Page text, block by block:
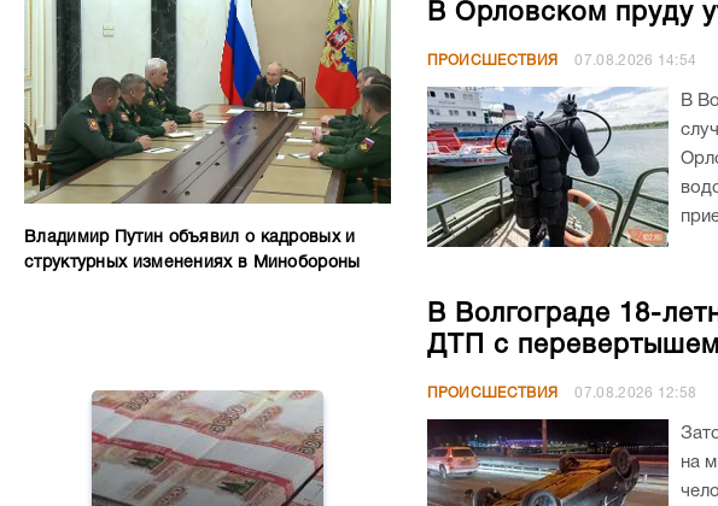
Владимир Путин объявил о кадровых и
структурных изменениях в Минобороны
В Орловском пруду
ПРОИСШЕСТВИЯ 07.08.2026 14:54
В
В Волгограде 18-
ДТП с
ПРОИСШЕСТВИЯ 07.08.2026 12:58
на